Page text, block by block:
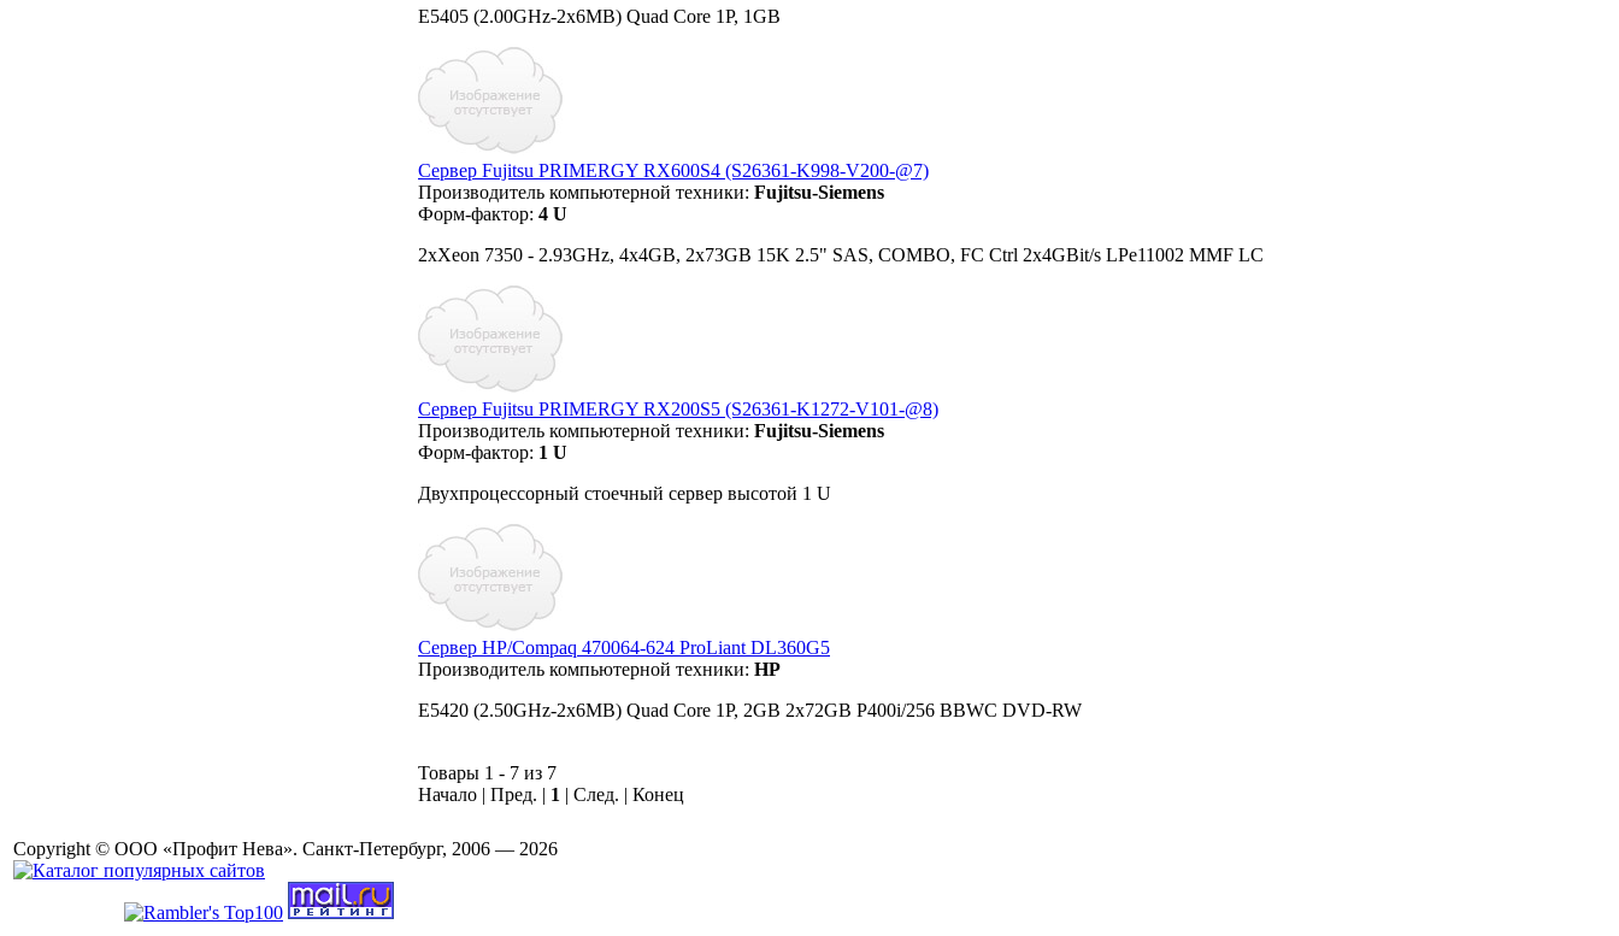
E5405 (2.00GHz-2x6MB) Quad Core 1P, 1GB
Сервер Fujitsu PRIMERGY RX600S4 (S26361-K998-V200-@7)
Производитель компьютерной техники: Fujitsu-Siemens
Форм-фактор: 4 U
2xXeon 7350 - 2.93GHz, 4x4GB, 2x73GB 15K 2.5" SAS, COMBO, FC Ctrl 2x4GBit/s LPe11002 MMF LC
Сервер Fujitsu PRIMERGY RX200S5 (S26361-K1272-V101-@8)
Производитель компьютерной техники: Fujitsu-Siemens
Форм-фактор: 1 U
Двухпроцессорный стоечный сервер высотой 1 U
Сервер HP/Compaq 470064-624 ProLiant DL360G5
Производитель компьютерной техники: HP
E5420 (2.50GHz-2x6MB) Quad Core 1P, 2GB 2x72GB P400i/256 BBWC DVD-RW
Товары 1 - 7 из 7
Начало | Пред. | 1 | След. | Конец
Copyright © ООО «Профит Нева». Санкт-Петербург, 2006 — 2026